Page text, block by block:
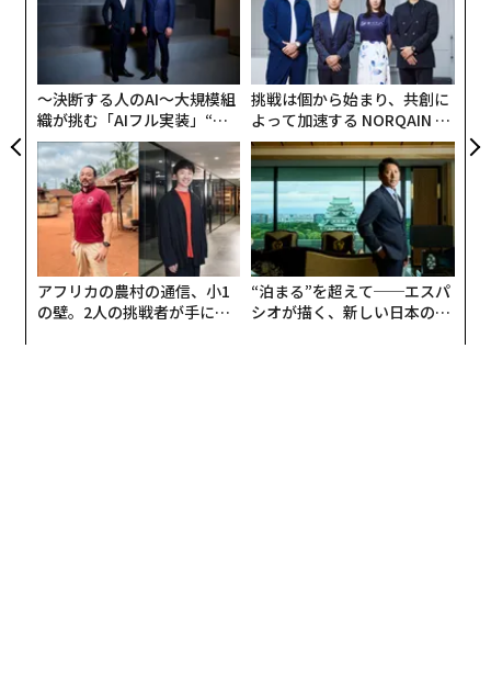
〜決断する人のAI〜大規模組
織が挑む「AIフル実装」“使
う”企業から“動く”企業へ【N
TTドコモビジネス×PwC】
挑戦は個から始まり、共創に
よって加速する NORQAIN JA
PAN 特別座談会
アフリカの農村の通信、小1
の壁。2人の挑戦者が手にし
“泊まる”を超えて──エスパ
シオが描く、新しい日本のラ